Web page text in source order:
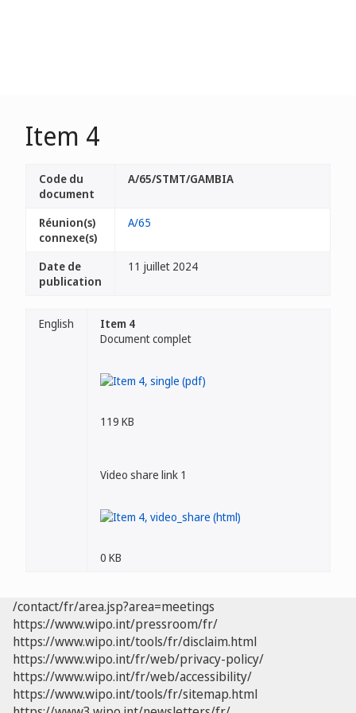
Item 4
Code du
document
A/65/STMT/GAMBIA
Réunion(s)
connexe(s)
A/65
Date de
publication
11 juillet 2024
English
Item 4
Document complet
119 KB
Video share link 1
0 KB
/contact/fr/area.jsp?area=meetings
https://www.wipo.int/pressroom/fr/
https://www.wipo.int/tools/fr/disclaim.html
https://www.wipo.int/fr/web/privacy-policy/
https://www.wipo.int/fr/web/accessibility/
https://www.wipo.int/tools/fr/sitemap.html